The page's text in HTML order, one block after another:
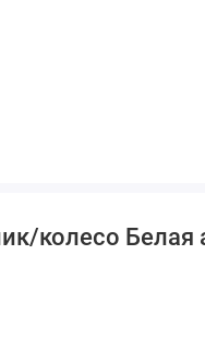
колесо Белая